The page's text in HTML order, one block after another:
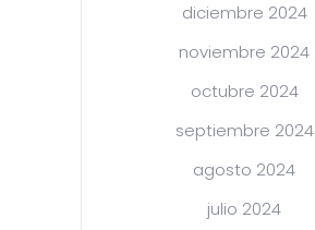
diciembre 2024
noviembre 2024
octubre 2024
septiembre 2024
agosto 2024
julio 2024